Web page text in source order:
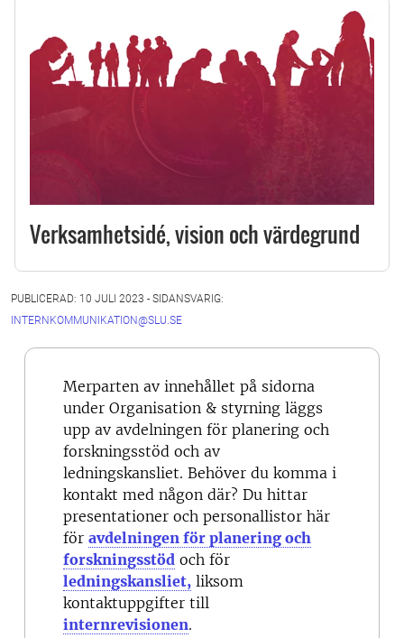
Verksamhetsidé, vision och värdegrund
PUBLICERAD: 10 JULI 2023 - SIDANSVARIG:
INTERNKOMMUNIKATION@SLU.SE
Merparten av innehållet på sidorna
under Organisation & styrning läggs
upp av avdelningen för planering och
forskningsstöd och av
ledningskansliet. Behöver du komma i
kontakt med någon där? Du hittar
presentationer och personallistor här
för avdelningen för planering och
forskningsstöd och för
ledningskansliet, liksom
kontaktuppgifter till
internrevisionen.